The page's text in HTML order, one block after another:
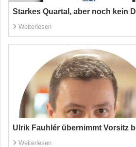
Starkes Quartal, aber noch kein
Weiterlesen
Ulrik Fauhlér übernimmt Vorsitz
Weiterlesen